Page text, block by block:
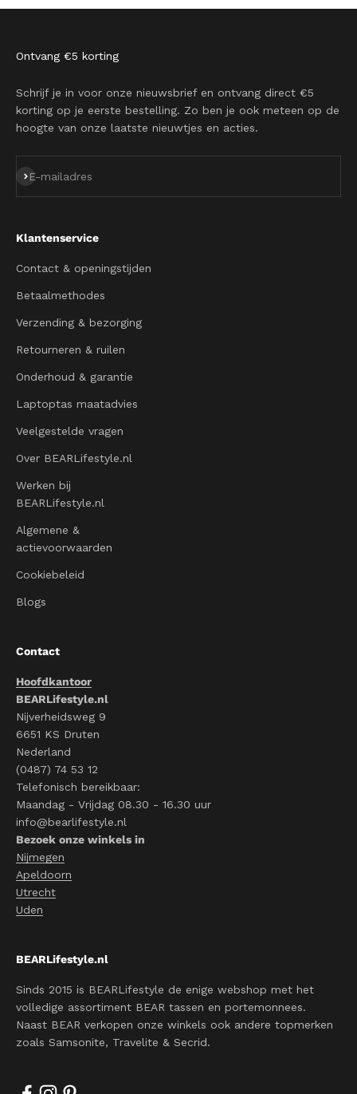
Ontvang €5 korting
Schrijf je in voor onze nieuwsbrief en ontvang direct €5
korting op je eerste bestelling. Zo ben je ook meteen op de
hoogte van onze laatste nieuwtjes en acties.
E-mailadres
Abonneren
Klantenservice
Contact & openingstijden
Betaalmethodes
Verzending & bezorging
Retourneren & ruilen
Onderhoud & garantie
Laptoptas maatadvies
Veelgestelde vragen
Over BEARLifestyle.nl
Werken bij
BEARLifestyle.nl
Algemene &
actievoorwaarden
Cookiebeleid
Blogs
Contact
Hoofdkantoor
BEARLifestyle.nl
Nijverheidsweg 9
6651 KS Druten
Nederland
(0487) 74 53 12
Telefonisch bereikbaar:
Maandag - Vrijdag 08.30 - 16.30 uur
info@bearlifestyle.nl
Bezoek onze winkels in
Nijmegen
Apeldoorn
Utrecht
Uden
BEARLifestyle.nl
Sinds 2015 is BEARLifestyle de enige webshop met het
volledige assortiment BEAR tassen en portemonnees.
Naast BEAR verkopen onze winkels ook andere topmerken
zoals Samsonite, Travelite & Secrid.